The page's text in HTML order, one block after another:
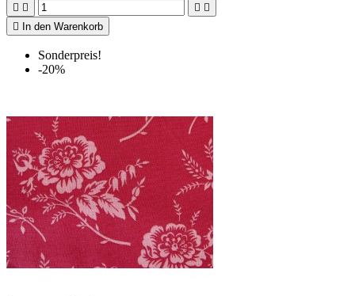
   

In den Warenkorb
Sonderpreis!
-20%